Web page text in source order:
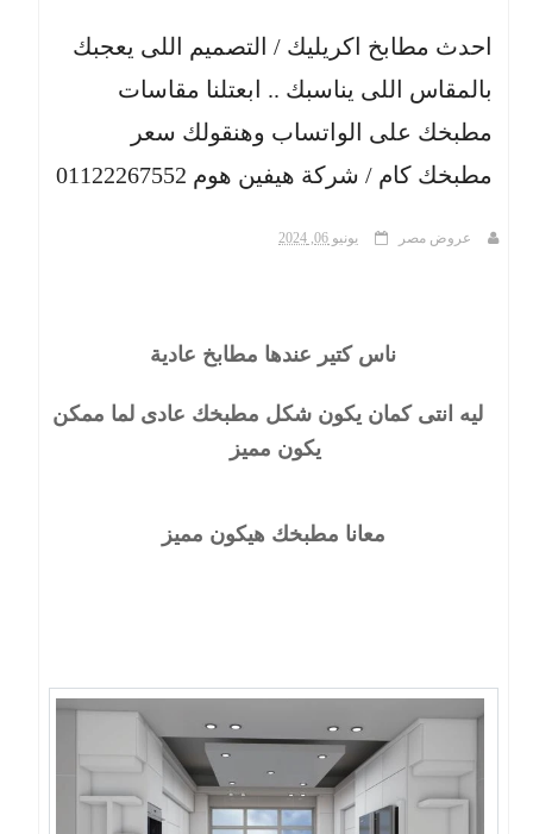
احدث مطابخ اكريليك / التصميم اللى يعجبك
بالمقاس اللى يناسبك .. ابعتلنا مقاسات
مطبخك على الواتساب وهنقولك سعر
مطبخك كام / شركة هيفين هوم 01122267552
عروض مصر يونيو 06, 2024
ناس كتير عندها مطابخ عادية
ليه انتى كمان يكون شكل مطبخك عادى لما ممكن
يكون مميز
معانا مطبخك هيكون مميز